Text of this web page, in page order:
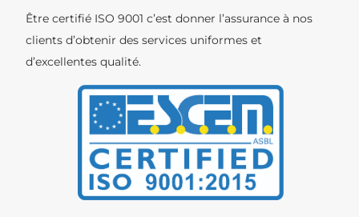
Être certifié ISO 9001 c’est donner l’assurance à nos
clients d’obtenir des services uniformes et
d’excellentes qualité.